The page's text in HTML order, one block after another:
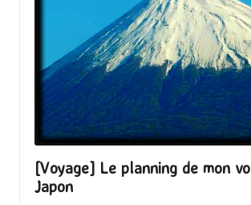
[Voyage] Le planning de mon
Japon